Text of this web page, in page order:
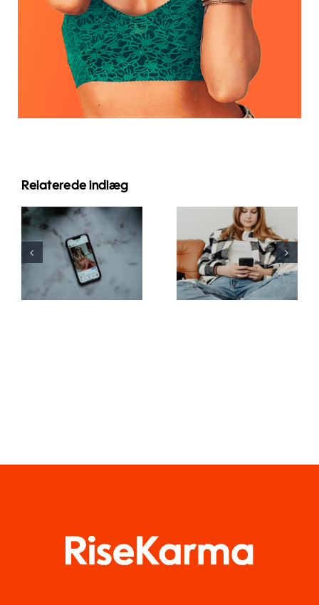
Relaterede indlæg
Bedste
praksis for
brug af
afstemninger
og
spørgsmål i
Facebook-
Innovative
strategier til
at øge
synligheden
af
Facebook-